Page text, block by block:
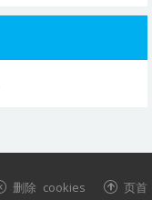
页首
删除 cookies